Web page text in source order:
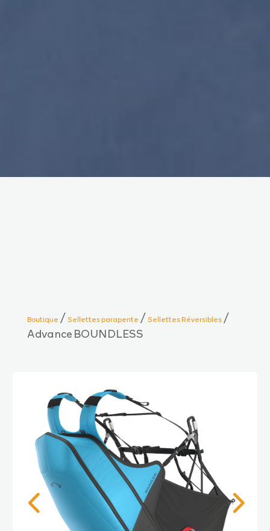
Boutique /Sellettes parapente /Sellettes Réversibles/
Advance BOUNDLESS